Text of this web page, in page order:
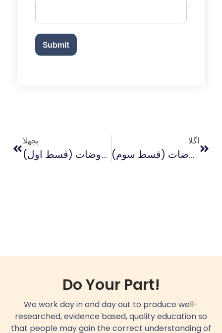
Submit
پچھلا
غامدی صاحب کی دینی فکر اور ہماری معروضات (قسط اول)
اگلا
غامدی صاحب کی دینی فکر اور ہماری معروضات (قسط سوم)
Do Your Part!
We work day in and day out to produce well-
researched, evidence based, quality education so
that people may gain the correct understanding of